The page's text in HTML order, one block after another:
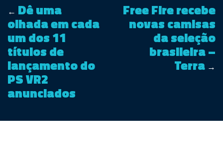
← Dê uma
olhada em cada
um dos 11
títulos de
lançamento do
PS VR2
anunciados
Free Fire recebe
novas camisas
da seleção
brasileira –
Terra →